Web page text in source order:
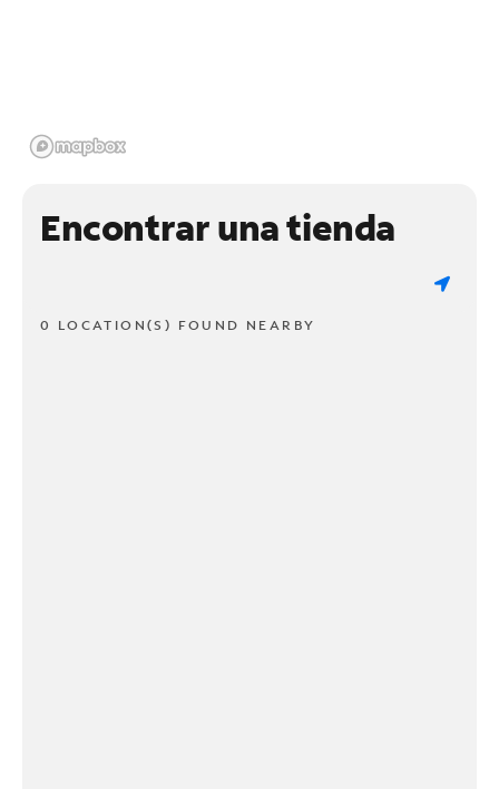
Encontrar una tienda
0 LOCATION(S) FOUND NEARBY